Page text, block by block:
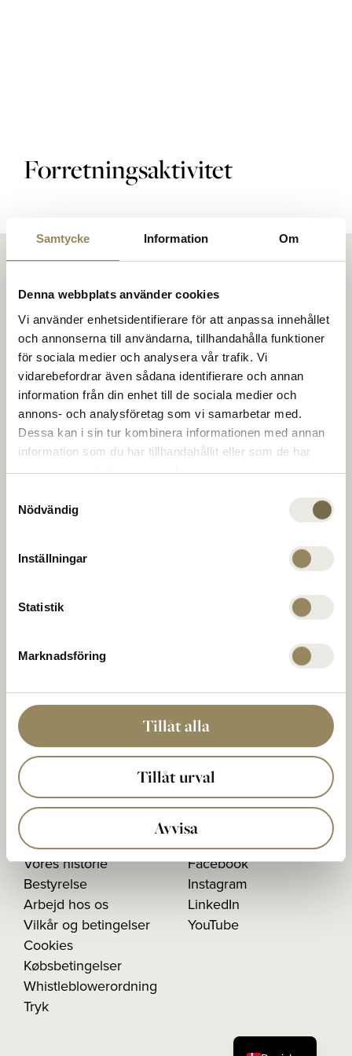
Samtycke Information Om
Denna webbplats använder cookies
Vi använder enhetsidentifierare för att anpassa innehållet
och annonserna till användarna, tillhandahålla funktioner
för sociala medier och analysera vår trafik. Vi
vidarebefordrar även sådana identifierare och annan
information från din enhet till de sociala medier och
annons- och analysföretag som vi samarbetar med.
Dessa kan i sin tur kombinera informationen med annan
information som du har tillhandahållit eller som de har
samlat in när du har använt deras tjänster.
Nödvändig
Inställningar
Statistik
Marknadsföring
Tillåt alla
Tillåt urval
Avvisa
Golfpakke
Restaurant
Hotel
The Range
Golfinstruktør
Virksomhed
Forretningsaktivitet
På The National mødes folk for at spille golf på
baner i topklasse. For at udvikle sig på et af
Europas bedste træningsanlæg. Til middag, en
drink eller en konference i klubhuset. For at
runde af, slappe af eller geare op. For nye
muligheder for uovertrufne møder. Hver dag.
233 61 BARA, Sverige
040 635 51 00
Postadresse:
Den Nationale Boks 5
233 02 BARA, Sverige
Organisationsnummer:
556603-1026
Vores historie
Bestyrelse
Arbejd hos os
Vilkår og betingelser
Cookies
Købsbetingelser
Whistleblowerordning
Tryk
Facebook
Instagram
LinkedIn
YouTube